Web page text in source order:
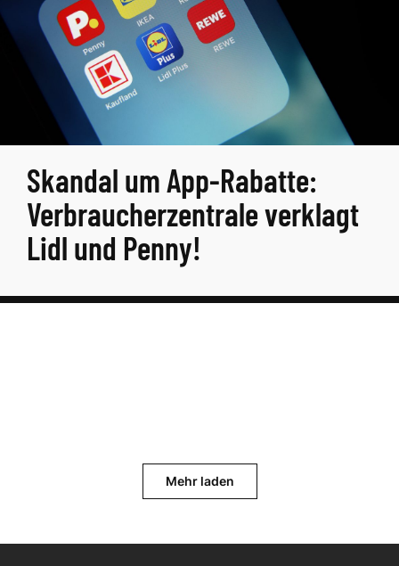
Skandal um App-Rabatte:
Verbraucherzentrale verklagt
Lidl und Penny!
Mehr laden